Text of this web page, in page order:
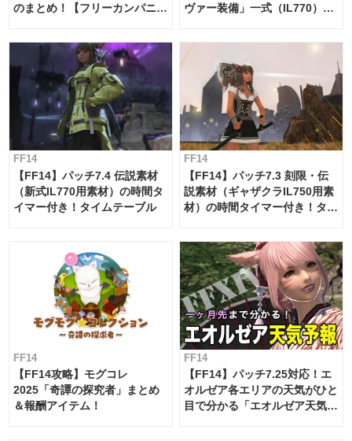
のまとめ！【フリーカンパニ
ヴァー装備」一式（IL770）の
FF14
【FF14】パッチ7.4 伝説素材
（新式IL770用素材）の時間タ
イマー付き！タイムテーブル
FF14
【FF14】パッチ7.3 刻限・伝
説素材（ギャザクラIL750用素
材）の時間タイマー付き！タイ
FF14
【FF14攻略】モグコレ
2025「奇譚の探究者」まとめ
＆報酬アイテム！
FF14
【FF14】パッチ7.25対応！エ
オルゼア各エリアの天気がひと
目で分かる「エオルゼア天気予